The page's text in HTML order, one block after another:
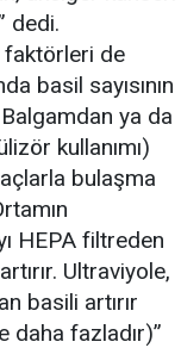
dedi.
faktörleri de
basil sayısının
ya da
kullanımı)
bulaşma
HEPA filtreden
Ultraviyole,
basili artırır
daha fazladır)”